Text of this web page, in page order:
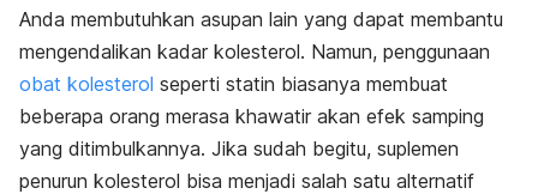
Anda membutuhkan asupan lain yang dapat membantu
mengendalikan kadar kolesterol. Namun, penggunaan
obat kolesterol seperti statin biasanya membuat
beberapa orang merasa khawatir akan efek samping
yang ditimbulkannya. Jika sudah begitu, suplemen
penurun kolesterol bisa menjadi salah satu alternatif